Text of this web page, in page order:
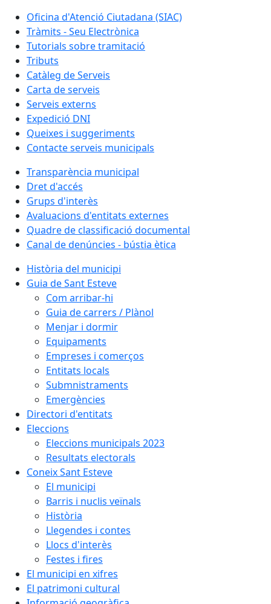
Oficina d'Atenció Ciutadana (SIAC)
Tràmits - Seu Electrònica
Tutorials sobre tramitació
Tributs
Catàleg de Serveis
Carta de serveis
Serveis externs
Expedició DNI
Queixes i suggeriments
Contacte serveis municipals
Transparència municipal
Dret d'accés
Grups d'interès
Avaluacions d'entitats externes
Quadre de classificació documental
Canal de denúncies - bústia ètica
Història del municipi
Guia de Sant Esteve
Com arribar-hi
Guia de carrers / Plànol
Menjar i dormir
Equipaments
Empreses i comerços
Entitats locals
Submnistraments
Emergències
Directori d'entitats
Eleccions
Eleccions municipals 2023
Resultats electorals
Coneix Sant Esteve
El municipi
Barris i nuclis veïnals
Història
Llegendes i contes
Llocs d'interès
Festes i fires
El municipi en xifres
El patrimoni cultural